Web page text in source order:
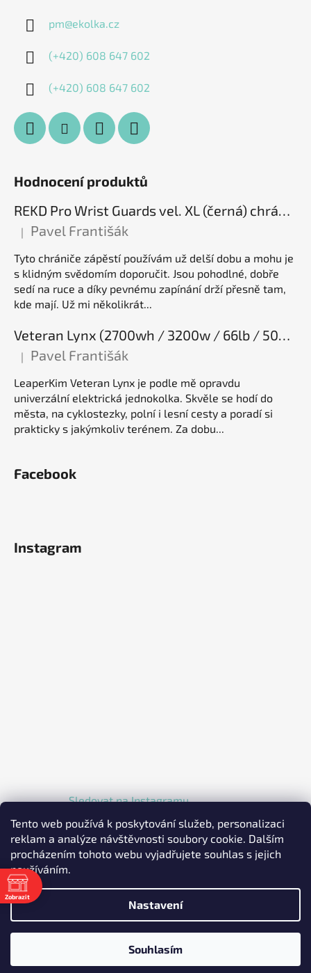
Tento web používá k poskytování služeb, personalizaci
reklam a analýze návštěvnosti soubory cookie. Dalším
procházením tohoto webu vyjadřujete souhlas s jejich
používáním.
Nastavení
Souhlasím
pm@ekolka.cz
(+420) 608 647 602
(+420) 608 647 602
Hodnocení produktů
REKD Pro Wrist Guards vel. XL (černá) chrániče zápěstí
Hodnocení produktu je 5 z 5 hvězdiček.
| Pavel Františák
Tyto chrániče zápěstí používám už delší dobu a mohu je
s klidným svědomím doporučit. Jsou pohodlné, dobře
sedí na ruce a díky pevnému zapínání drží přesně tam,
kde mají. Už mi několikrát...
Veteran Lynx (2700wh / 3200w / 66lb / 50E), elektrická jednokolka
Hodnocení produktu je 5 z 5 hvězdiček.
| Pavel Františák
LeaperKim Veteran Lynx je podle mě opravdu
univerzální elektrická jednokolka. Skvěle se hodí do
města, na cyklostezky, polní i lesní cesty a poradí si
prakticky s jakýmkoliv terénem. Za dobu...
Facebook
Instagram
Sledovat na Instagramu
Vytvořil Shoptet
Copyright 2026EKOLKA.CZ - Elektrické jednokolky a
. Všechna práva vyhrazena.
cookies
Zobrazit